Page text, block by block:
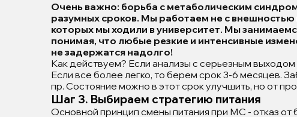
Очень важно: борьба с метаболическим
разумных сроков. Мы работаем не с внешностью
которых мы ходили в университет. Мы
понимая, что любые резкие и интенсивные
не задержатся надолго!
Как действуем? Если анализы с серьезным
Если все более легко, то берем срок 3-6 месяцев.
пр. Состояние можно в этот срок улучшить, но от
Шаг 3. Выбираем стратегию питания
Основной принцип смены питания при МС - отказ от